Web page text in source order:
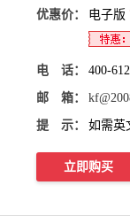
优惠价： 电子版
电 话： 400-
邮 箱：
提 示： 如需英
立即购买